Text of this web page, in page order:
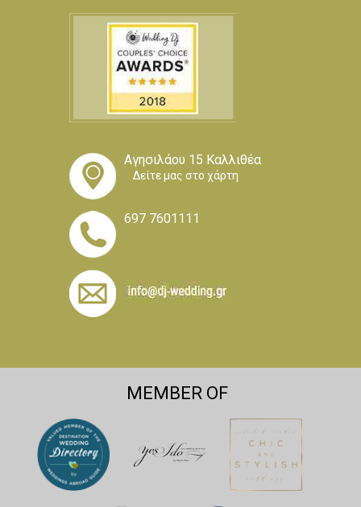
Αγησιλάου 15 Καλλιθέα
Δείτε μας στο χάρτη
697 7601111
MEMBER OF